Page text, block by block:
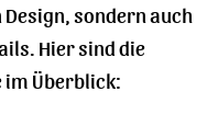
sondern auch
Hier sind die
Überblick: